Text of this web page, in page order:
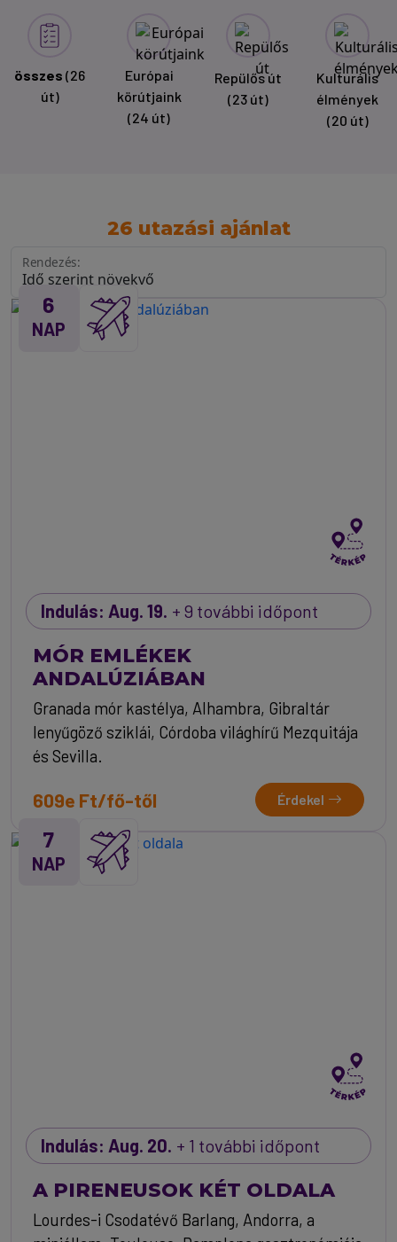
összes (26
út)
Európai
körútjaink
(24 út)
Repülős út
(23 út)
Kulturális
élmények
(20 út)
26 utazási ajánlat
Rendezés:
6
NAP
Indulás: Aug. 19. + 9 további időpont
MÓR EMLÉKEK
ANDALÚZIÁBAN
Granada mór kastélya, Alhambra, Gibraltár
lenyűgöző sziklái, Córdoba világhírű Mezquitája
és Sevilla.
609e Ft/fő-től Érdekel
7
NAP
Indulás: Aug. 20. + 1 további időpont
A PIRENEUSOK KÉT OLDALA
Lourdes-i Csodatévő Barlang, Andorra, a